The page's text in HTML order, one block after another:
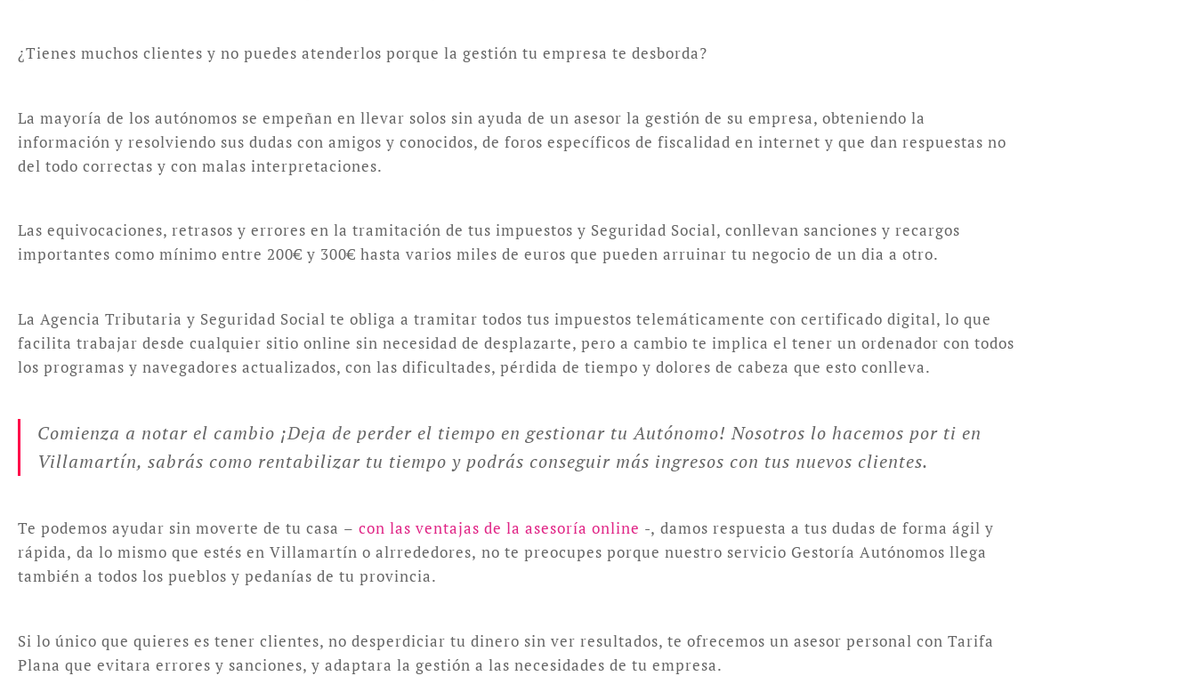
¿Tienes muchos clientes y no puedes atenderlos porque la gestión tu empresa te desborda?
La mayoría de los autónomos se empeñan en llevar solos sin ayuda de un asesor la gestión de su empresa, obteniendo la
información y resolviendo sus dudas con amigos y conocidos, de foros específicos de fiscalidad en internet y que dan respuestas no
del todo correctas y con malas interpretaciones.
Las equivocaciones, retrasos y errores en la tramitación de tus impuestos y Seguridad Social, conllevan sanciones y recargos
importantes como mínimo entre 200€ y 300€ hasta varios miles de euros que pueden arruinar tu negocio de un dia a otro.
La Agencia Tributaria y Seguridad Social te obliga a tramitar todos tus impuestos telemáticamente con certificado digital, lo que
facilita trabajar desde cualquier sitio online sin necesidad de desplazarte, pero a cambio te implica el tener un ordenador con todos
los programas y navegadores actualizados, con las dificultades, pérdida de tiempo y dolores de cabeza que esto conlleva.
Comienza a notar el cambio ¡Deja de perder el tiempo en gestionar tu Autónomo! Nosotros lo hacemos por ti en
Villamartín, sabrás como rentabilizar tu tiempo y podrás conseguir más ingresos con tus nuevos clientes.
Te podemos ayudar sin moverte de tu casa – con las ventajas de la asesoría online -, damos respuesta a tus dudas de forma ágil y
rápida, da lo mismo que estés en Villamartín o alrrededores, no te preocupes porque nuestro servicio Gestoría Autónomos llega
también a todos los pueblos y pedanías de tu provincia.
Si lo único que quieres es tener clientes, no desperdiciar tu dinero sin ver resultados, te ofrecemos un asesor personal con Tarifa
Plana que evitara errores y sanciones, y adaptara la gestión a las necesidades de tu empresa.